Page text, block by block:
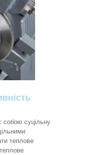
собою суцільну
теплове